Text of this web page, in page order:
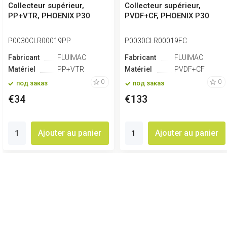
Collecteur supérieur,
PP+VTR, PHOENIX P30
P0030CLR00019PP
Fabricant
FLUIMAC
Matériel
PP+VTR
под заказ 0
€34
Ajouter au panier
Collecteur supérieur,
PVDF+CF, PHOENIX P30
P0030CLR00019FC
Fabricant
FLUIMAC
Matériel
PVDF+CF
под заказ 0
€133
Ajouter au panier